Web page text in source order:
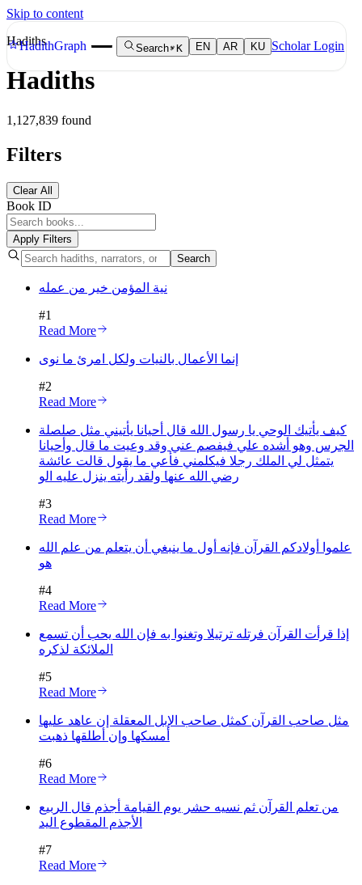
Skip to content
HadithGraph Search K EN AR KU Scholar Login
Hadiths
Hadiths
1,127,839 found
Filters
Clear All
Book ID
Apply Filters
Search
نية المؤمن خير من عمله
#1
Read More
إنما الأعمال بالنيات ولكل امرئ ما نوى
#2
Read More
كيف يأتيك الوحي يا رسول الله قال أحيانا يأتيني مثل صلصلة
الجرس وهو أشده علي فيفصم عني وقد وعيت ما قال وأحيانا
يتمثل لي الملك رجلا فيكلمني فأعي ما يقول قالت عائشة
رضي الله عنها ولقد رأيته ينزل عليه الو
#3
Read More
علموا أولادكم القرآن فإنه أول ما ينبغي أن يتعلم من علم الله
هو
#4
Read More
إذا قرأت القرآن فرتله ترتيلا وتغنوا به فإن الله يحب أن تسمع
الملائكة لذكره
#5
Read More
مثل صاحب القرآن كمثل صاحب الإبل المعقلة إن عاهد عليها
أمسكها وإن أطلقها ذهبت
#6
Read More
من تعلم القرآن ثم نسيه حشر يوم القيامة أجذم قال الربيع
الأجذم المقطوع اليد
#7
Read More